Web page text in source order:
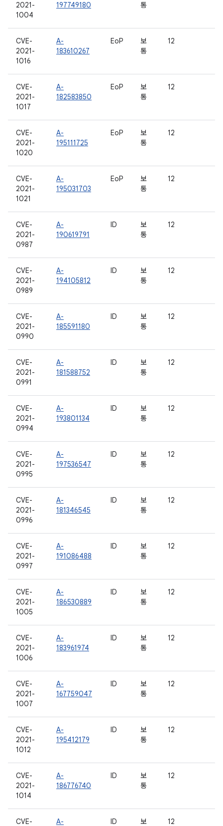
2021-
1004
197749180
통
CVE-
2021-
1016
A-
183610267
EoP
보
통
12
CVE-
2021-
1017
A-
182583850
EoP
보
통
12
CVE-
2021-
1020
A-
195111725
EoP
보
통
12
CVE-
2021-
1021
A-
195031703
EoP
보
통
12
CVE-
2021-
0987
A-
190619791
ID
보
통
12
CVE-
2021-
0989
A-
194105812
ID
보
통
12
CVE-
2021-
0990
A-
185591180
ID
보
통
12
CVE-
2021-
0991
A-
181588752
ID
보
통
12
CVE-
2021-
0994
A-
193801134
ID
보
통
12
CVE-
2021-
0995
A-
197536547
ID
보
통
12
CVE-
2021-
0996
A-
181346545
ID
보
통
12
CVE-
2021-
0997
A-
191086488
ID
보
통
12
CVE-
2021-
1005
A-
186530889
ID
보
통
12
CVE-
2021-
1006
A-
183961974
ID
보
통
12
CVE-
2021-
1007
A-
167759047
ID
보
통
12
CVE-
2021-
1012
A-
195412179
ID
보
통
12
CVE-
2021-
1014
A-
186776740
ID
보
통
12
CVE- A- ID 보 12